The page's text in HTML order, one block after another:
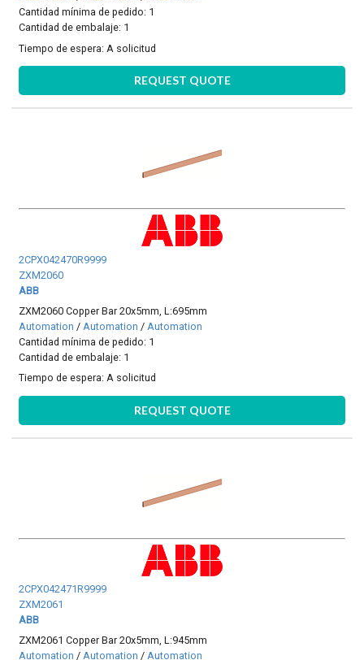
Cantidad mínima de pedido: 1
Cantidad de embalaje: 1
Tiempo de espera: A solicitud
REQUEST QUOTE
2CPX042470R9999
ZXM2060
ABB
ZXM2060 Copper Bar 20x5mm, L:695mm
Automation / Automation / Automation
Cantidad mínima de pedido: 1
Cantidad de embalaje: 1
Tiempo de espera:A solicitud
REQUEST QUOTE
2CPX042471R9999
ZXM2061
ABB
ZXM2061 Copper Bar 20x5mm, L:945mm
Automation /Automation /Automation